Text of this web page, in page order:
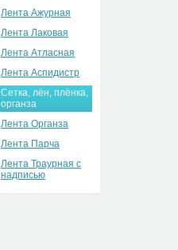
Лента Ажурная
Лента Лаковая
Лента Атласная
Лента Аспидистр
Сетка, лён, плёнка,
органза
Лента Органза
Лента Парча
Лента Траурная с
надписью